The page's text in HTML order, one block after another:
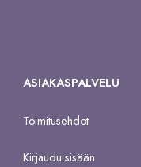
ASIAKASPALVELU
Toimitusehdot
Kirjaudu sisään